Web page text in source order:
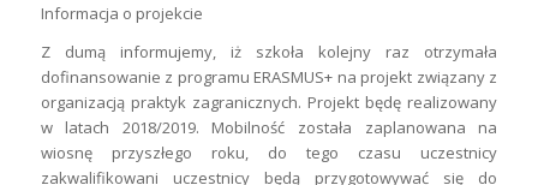
Informacja o projekcie
Z dumą informujemy, iż szkoła kolejny raz otrzymała
dofinansowanie z programu ERASMUS+ na projekt związany z
organizacją praktyk zagranicznych. Projekt będę realizowany
w latach 2018/2019. Mobilność została zaplanowana na
wiosnę przyszłego roku, do tego czasu uczestnicy
zakwalifikowani uczestnicy będą przygotowywać się do